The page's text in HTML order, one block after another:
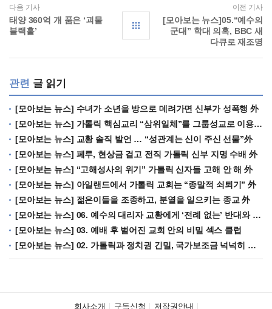
다음 기사
태양 360억 개 품은 ‘괴물
블랙홀’
이전 기사
[모아보는 뉴스]05.“예수의
군대” 학대 의혹, BBC 새
다큐로 재조명
관련 글 읽기
[모아보는 뉴스] 수녀가 소년을 방으로 데려가면 신부가 성폭행 外
[모아보는 뉴스] 가톨릭 핵심교리 “삼위일체”를 그룹성교로 이용 外
[모아보는 뉴스] 교황 솔직 발언 … “성관계는 신이 주신 선물”外
[모아보는 뉴스] 페루, 현상금 걸고 전직 가톨릭 신부 지명 수배 外
[모아보는 뉴스] “고해성사의 위기” 가톨릭 신자들 고해 안 해 外
[모아보는 뉴스] 아일랜드에서 가톨릭 교회는 “종말적 쇠퇴기” 外
[모아보는 뉴스] 젊은이들을 조종하고, 분열을 일으키는 종교 外
[모아보는 뉴스] 06. 예수의 대리자 교황에게 ‘전례 없는’ 반대와 경멸
[모아보는 뉴스] 03. 예배 후 벌어진 교회 안의 비밀 섹스 클럽
[모아보는 뉴스] 02. 가톨릭과 정치권 긴밀, 국가보조금 넉넉히 받아
회사소개 구독신청 저작권안내